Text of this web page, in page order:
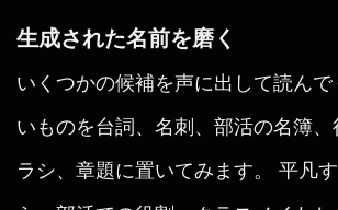
生成された名前を磨く
いくつかの候補を声に出して読ん
いものを台詞、名刺、部活の名簿
ラシ、章題に置いてみます。 平凡